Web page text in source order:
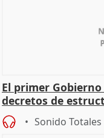
El primer
decretos de
Sonido Totales